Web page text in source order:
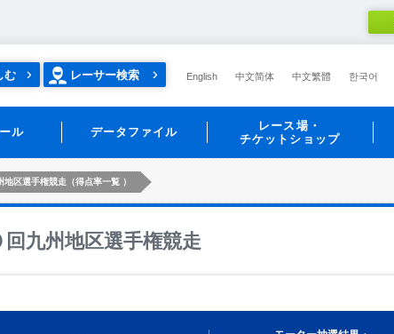
む レーサー検索 English 中文简体 中文繁體 한국어
ル データファイル
レース場・
チケットショップ
地区選手権競走（得点率一覧 ）
回九州地区選手権競走